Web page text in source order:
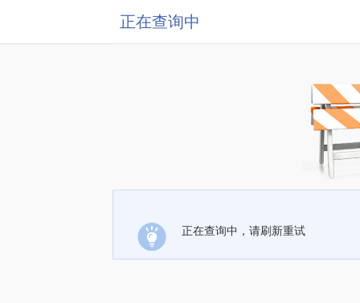
正在查询中
正在查询中，请刷新重试